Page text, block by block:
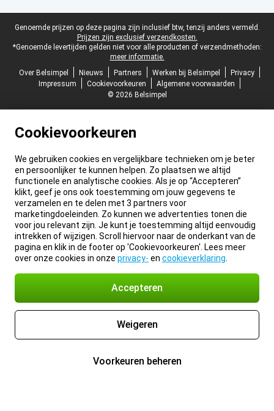
Juridische voettekst
Genoemde prijzen op deze pagina zijn inclusief btw, tenzij anders vermeld.
Prijzen zijn exclusief verzendkosten.
*Genoemde levertijden gelden niet voor alle producten of verzendmethoden:
meer informatie.
Over Belsimpel
Nieuws Partners Werken bij Belsimpel
Privacy
Impressum
Cookievoorkeuren
Algemene voorwaarden
© 2026 Belsimpel
Cookievoorkeuren
We gebruiken cookies en vergelijkbare technieken om je beter
en persoonlijker te kunnen helpen. Zo plaatsen we altijd
functionele en analytische cookies. Als je op “Accepteren”
klikt, geef je ons ook toestemming om jouw gegevens te
verzamelen en te delen met 3 partners voor
marketingdoeleinden. Zo kunnen we advertenties tonen die
voor jou relevant zijn. Je kunt je toestemming altijd eenvoudig
intrekken of wijzigen. Scroll hiervoor naar de onderkant van de
pagina en klik in de footer op 'Cookievoorkeuren'. Lees meer
over onze cookies in onze privacy- en cookieverklaring
Accepteren
Weigeren
Voorkeuren beheren